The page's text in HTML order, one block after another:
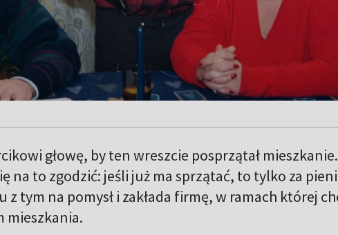
głowę, by ten wreszcie posprzątał mieszkanie.
na to zgodzić: jeśli już ma sprzątać, to tylko za
z tym na pomysł i zakłada firmę, w ramach której
mieszkania.